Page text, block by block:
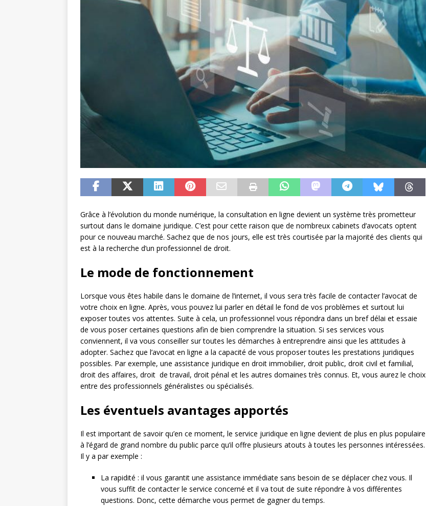
Grâce à l’évolution du monde numérique, la consultation en ligne devient un système très prometteur
surtout dans le domaine juridique. C’est pour cette raison que de nombreux cabinets d’avocats optent
pour ce nouveau marché. Sachez que de nos jours, elle est très courtisée par la majorité des clients qui
est à la recherche d’un professionnel de droit.
Le mode de fonctionnement
Lorsque vous êtes habile dans le domaine de l’internet, il vous sera très facile de contacter l’avocat de
votre choix en ligne. Après, vous pouvez lui parler en détail le fond de vos problèmes et surtout lui
exposer toutes vos attentes. Suite à cela, un professionnel vous répondra dans un bref délai et essaie
de vous poser certaines questions afin de bien comprendre la situation. Si ses services vous
conviennent, il va vous conseiller sur toutes les démarches à entreprendre ainsi que les attitudes à
adopter. Sachez que l’avocat en ligne a la capacité de vous proposer toutes les prestations juridiques
possibles. Par exemple, une assistance juridique en droit immobilier, droit public, droit civil et familial,
droit des affaires, droit de travail, droit pénal et les autres domaines très connus. Et, vous aurez le choix
entre des professionnels généralistes ou spécialisés.
Les éventuels avantages apportés
Il est important de savoir qu’en ce moment, le service juridique en ligne devient de plus en plus populaire
à l’égard de grand nombre du public parce qu’il offre plusieurs atouts à toutes les personnes intéressées.
Il y a par exemple :
La rapidité : il vous garantit une assistance immédiate sans besoin de se déplacer chez vous. Il
vous suffit de contacter le service concerné et il va tout de suite répondre à vos différentes
questions. Donc, cette démarche vous permet de gagner du temps.